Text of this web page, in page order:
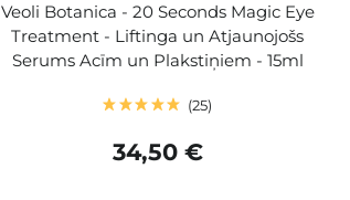
Veoli Botanica - 20 Seconds Magic Eye
Treatment - Liftinga un Atjaunojošs
Serums Acīm un Plakstiņiem - 15ml
25
34,50 €